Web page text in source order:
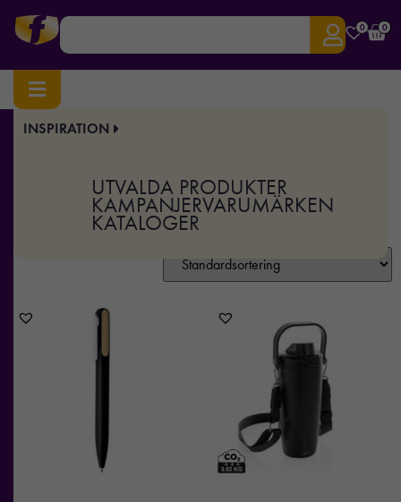
0 0
INSPIRATION
UTVALDA PRODUKTER
KAMPANJERVARUMÄRKEN
KATALOGER
Silver
Visar 1–12 av 182 resultat